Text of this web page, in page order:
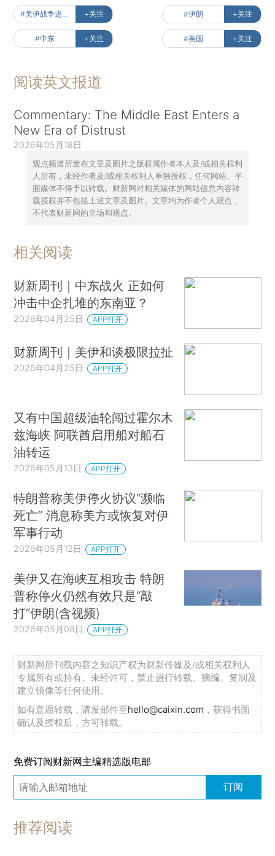
+关注 #伊朗 +关注
#中东 +关注 #美国 +关注
阅读英文报道
Commentary: The Middle East Enters a
New Era of Distrust
2026年05月18日
观点频道所发布文章及图片之版权属作者本人及/或相关权利
人所有，未经作者及/或相关权利人单独授权，任何网站、平
面媒体不得予以转载。财新网对相关媒体的网站信息内容转
载授权并不包括上述文章及图片。文章均为作者个人观点，
不代表财新网的立场和观点。
相关阅读
财新周刊｜中东战火 正如何
冲击中企扎堆的东南亚？
2026年04月25日 APP打开
财新周刊｜美伊和谈极限拉扯
2026年04月25日 APP打开
又有中国超级油轮闯过霍尔木
兹海峡 阿联酋启用船对船石
油转运
2026年05月13日 APP打开
特朗普称美伊停火协议“濒临
死亡” 消息称美方或恢复对伊
军事行动
2026年05月12日 APP打开
美伊又在海峡互相攻击 特朗
普称停火仍然有效只是“敲
打”伊朗(含视频)
2026年05月08日 APP打开
财新网所刊载内容之知识产权为财新传媒及/或相关权利人
专属所有或持有。未经许可，禁止进行转载、摘编、复制及
建立镜像等任何使用。
如有意愿转载，请发邮件至hello@caixin.com ，获得书面
确认及授权后，方可转载。
免费订阅财新网主编精选版电邮
订阅
推荐阅读